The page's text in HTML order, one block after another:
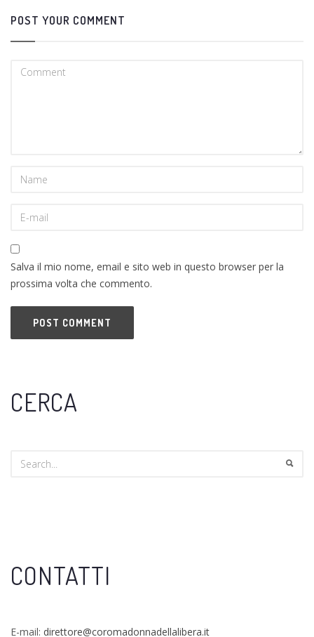
POST YOUR COMMENT
Salva il mio nome, email e sito web in questo browser per la
prossima volta che commento.
CERCA
CONTATTI
E-mail: direttore@coromadonnadellalibera.it